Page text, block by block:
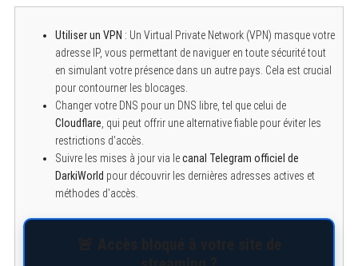
Utiliser un VPN : Un Virtual Private Network (VPN) masque votre
adresse IP, vous permettant de naviguer en toute sécurité tout
en simulant votre présence dans un autre pays. Cela est crucial
pour contourner les blocages.
Changer votre DNS pour un DNS libre, tel que celui de
Cloudflare , qui peut offrir une alternative fiable pour éviter les
restrictions d’accès.
Suivre les mises à jour via lecanal Telegram officiel de
DarkiWorld pour découvrir les dernières adresses actives et
méthodes d’accès.